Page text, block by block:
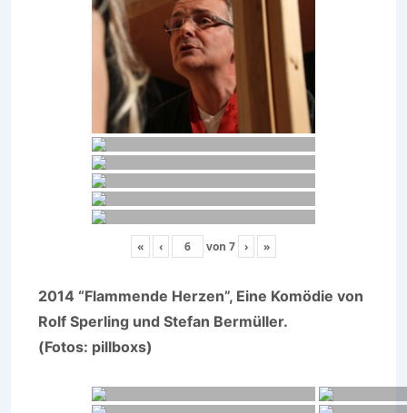
« ‹ von 7 › »
2014 “Flammende Herzen”, Eine Komödie von
Rolf Sperling und Stefan Bermüller.
(Fotos: pillboxs)